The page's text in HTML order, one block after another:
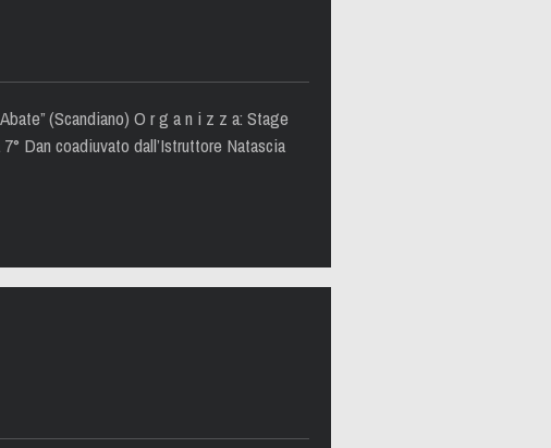
(Scandiano) O r g a n i z z a: Stage
Dan coadiuvato dall’Istruttore Natascia